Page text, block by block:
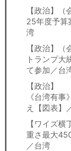
【政治】（
25年度予算
湾
【政治】（
トランプ大
て参加／台
【政治】
《台湾有
え【図表】
【ワイズ横
重さ最大
／台湾